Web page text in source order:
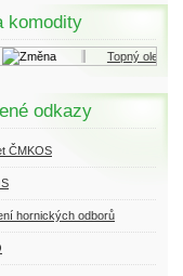
komodity
Topný olej
odkazy
ČMKOS
hornických odborů